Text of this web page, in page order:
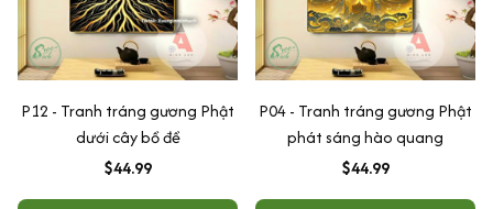
P12 - Tranh tráng gương Phật
dưới cây bồ đề
$44.99
P04 - Tranh tráng gương Phật
phát sáng hào quang
$44.99